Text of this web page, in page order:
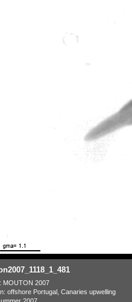
MOUTON 2007
offshore Portugal, Canaries upwelling